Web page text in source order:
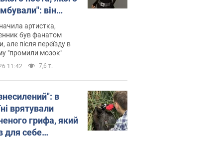
він
російської не
тепер хоче
українців
артистка,
був фанатом
але після переїзду в
"промили мозок"
11:42 7,6 т.
в
врятували
грифа, який
для себе